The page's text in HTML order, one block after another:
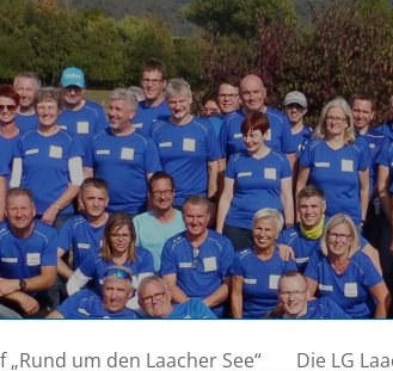
um den Laacher See“
Die LG